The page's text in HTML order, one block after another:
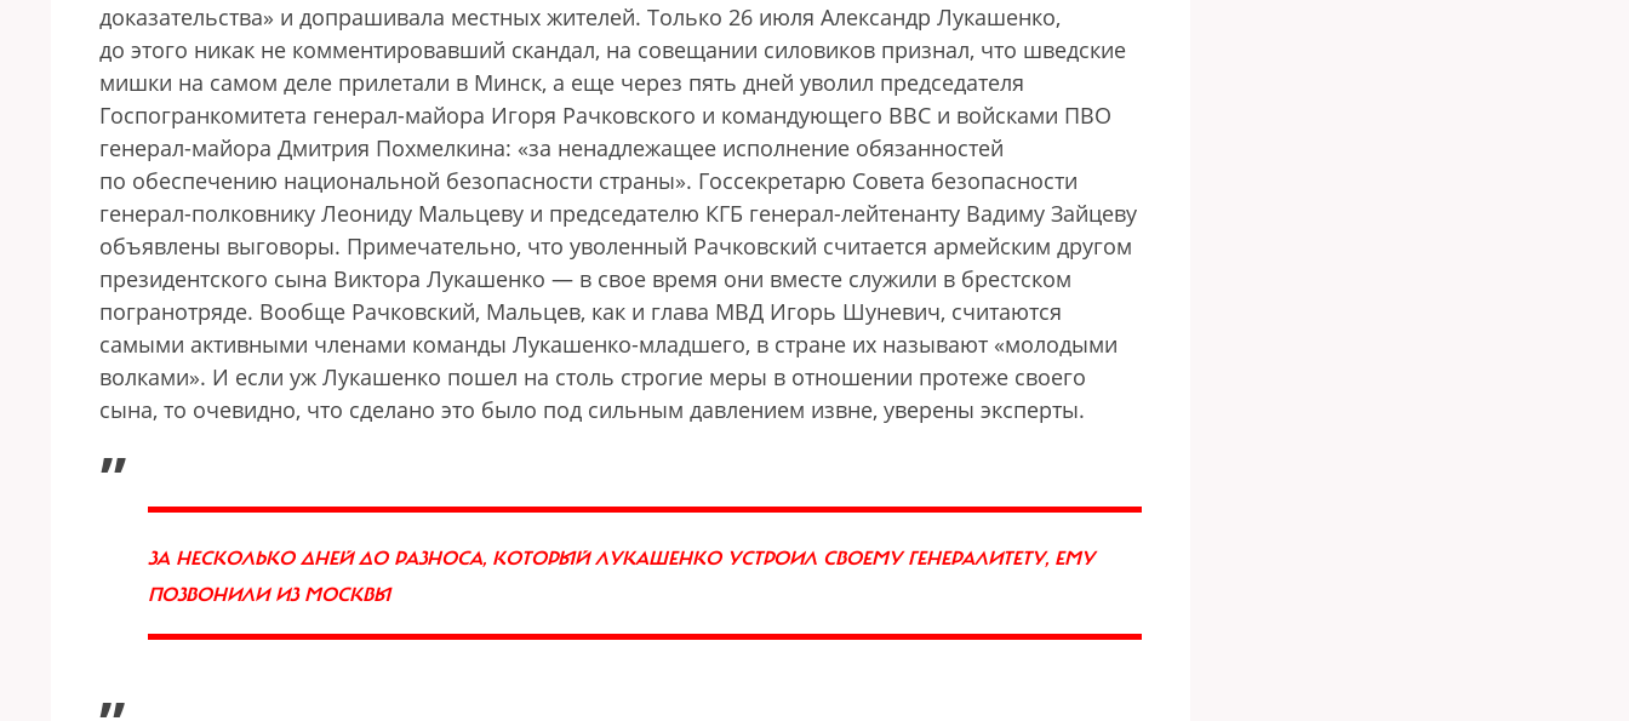
доказательства» и допрашивала местных жителей. Только 26 июля Александр Лукашенко,
до этого никак не комментировавший скандал, на совещании силовиков признал, что шведские
мишки на самом деле прилетали в Минск, а еще через пять дней уволил председателя
Госпогранкомитета генерал-майора Игоря Рачковского и командующего ВВС и войсками ПВО
генерал-майора Дмитрия Похмелкина: «за ненадлежащее исполнение обязанностей
по обеспечению национальной безопасности страны». Госсекретарю Совета безопасности
генерал-полковнику Леониду Мальцеву и председателю КГБ генерал-лейтенанту Вадиму Зайцеву
объявлены выговоры. Примечательно, что уволенный Рачковский считается армейским другом
президентского сына Виктора Лукашенко — в свое время они вместе служили в брестском
погранотряде. Вообще Рачковский, Мальцев, как и глава МВД Игорь Шуневич, считаются
самыми активными членами команды Лукашенко-младшего, в стране их называют «молодыми
волками». И если уж Лукашенко пошел на столь строгие меры в отношении протеже своего
сына, то очевидно, что сделано это было под сильным давлением извне, уверены эксперты.
„
ЗА НЕСКОЛЬКО ДНЕЙ ДО РАЗНОСА, КОТОРЫЙ ЛУКАШЕНКО УСТРОИЛ СВОЕМУ ГЕНЕРАЛИТЕТУ, ЕМУ
ПОЗВОНИЛИ ИЗ МОСКВЫ